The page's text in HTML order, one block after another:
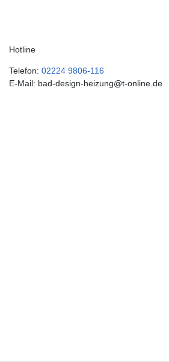
Hotline
Telefon: 02224 9806-116
E-Mail: bad-design-heizung@t-online.de